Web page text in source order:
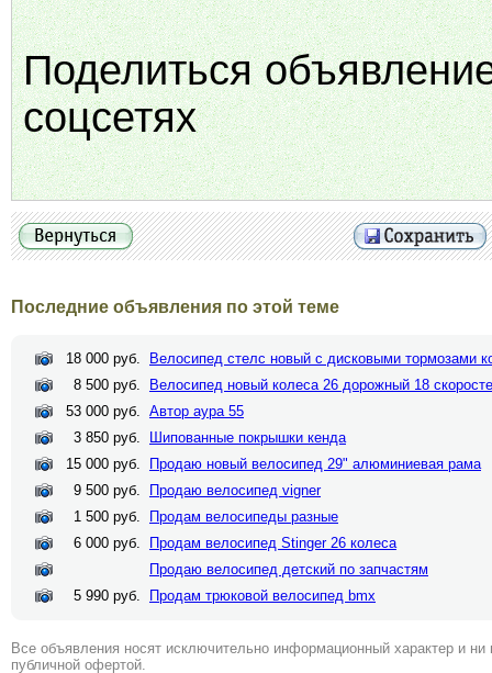
Поделиться
соцсетях
Последние объявления по этой теме
18 000 руб.
Велосипед стелс новый с дисковыми тормозами
8 500 руб.
Велосипед новый колеса 26 дорожный 18
53 000 руб. Автор аура 55
3 850 руб.
Шипованные покрышки кенда
15 000 руб.
Продаю новый велосипед 29" алюминиевая рама
9 500 руб.
Продаю велосипед vigner
1 500 руб.
Продам велосипеды разные
6 000 руб.
Продам велосипед Stinger 26 колеса
Продаю велосипед детский по запчастям
5 990 руб.
Продам трюковой велосипед bmx
Все объявления носят исключительно информационный характер и ни
публичной офертой.